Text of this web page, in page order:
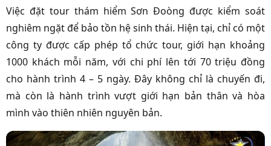
Việc đặt tour thám hiểm Sơn Đoòng được kiểm soát
nghiêm ngặt để bảo tồn hệ sinh thái. Hiện tại, chỉ có một
công ty được cấp phép tổ chức tour, giới hạn khoảng
1000 khách mỗi năm, với chi phí lên tới 70 triệu đồng
cho hành trình 4 – 5 ngày. Đây không chỉ là chuyến đi,
mà còn là hành trình vượt giới hạn bản thân và hòa
mình vào thiên nhiên nguyên bản.